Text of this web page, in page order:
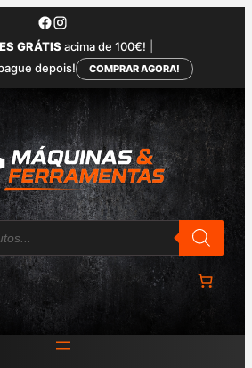
GRÁTIS acima de 100€!
depois!
COMPRAR AGORA!